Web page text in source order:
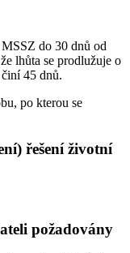
do 30 dnů od
lhůta se prodlužuje o
45 dnů.
po kterou se
řešení životní
požadovány